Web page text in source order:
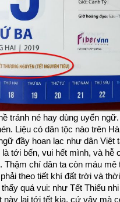
tránh né hay dùng uyển
Liệu có dân tộc nào trên
đầy hoan lạc như dân Việt
là tới bến, vui hết mình, và hễ
Thậm chí dân ta còn máu
theo tiết khí đất trời và
quá vui: như Tết Thiếu
lại tới tết kia, cứ vậy mà